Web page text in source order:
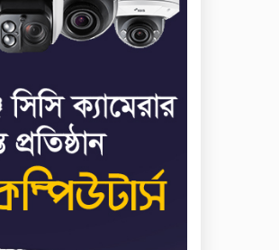
মাত্র ছয় দিনেই ১ বিলিয়ন
ডলার আয় স্পাইডার-ম্যান:
ধর্ষণের অভিযোগে
কনটেন্ট ক্রিয়েটর রিপন
মিয়ার বিরুদ্ধে মামলা
ধর্ষণের অভিযোগে
কনটেন্ট ক্রিয়েটর রিপন
মিয়ার বিরুদ্ধে মামলা